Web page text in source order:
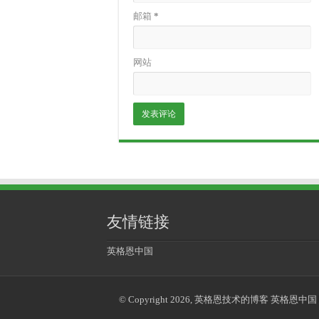
邮箱 *
网站
友情链接
英格恩中国
© Copyright 2026, 英格恩技术的博客 英格恩中